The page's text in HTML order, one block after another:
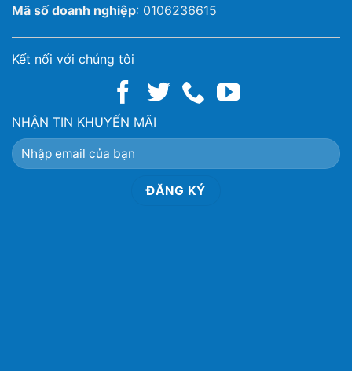
Mã số doanh nghiệp: 0106236615
Kết nối với chúng tôi
NHẬN TIN KHUYẾN MÃI